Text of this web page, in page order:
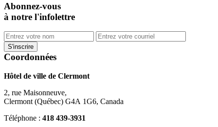
Abonnez-vous
à notre l'infolettre
Coordonnées
Hôtel de ville de Clermont
2, rue Maisonneuve,
Clermont (Québec) G4A 1G6, Canada
Téléphone : 418 439-3931